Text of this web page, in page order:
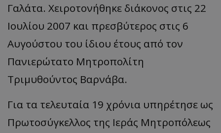
Γαλάτα. Χειροτονήθηκε διάκονος στις 22
Ιουλίου 2007 και πρεσβύτερος στις 6
Αυγούστου του ίδιου έτους από τον
Πανιερώτατο Μητροπολίτη
Τριμυθούντος Βαρνάβα.
Για τα τελευταία 19 χρόνια υπηρέτησε ως
Πρωτοσύγκελλος της Ιεράς Μητροπόλεως